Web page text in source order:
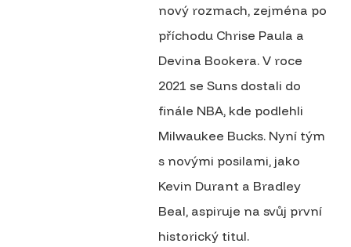
nový rozmach, zejména po
příchodu Chrise Paula a
Devina Bookera. V roce
2021 se Suns dostali do
finále NBA, kde podlehli
Milwaukee Bucks. Nyní tým
s novými posilami, jako
Kevin Durant a Bradley
Beal, aspiruje na svůj první
historický titul.